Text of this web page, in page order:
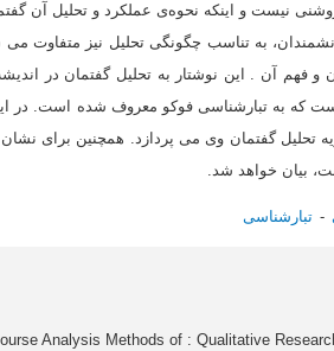
نیست و اینکه نحوه‌ی عملکرد و تحلیل آن
به تناسب چگونگی تحلیل نیز متفاوت
فهم آن . این نوشتار به تحلیل گفتمان در
که به تبارشناسی فوکو معروف شده است. در
گفتمان وی می پردازد. همچنین برای نشان
بیان خواهد شد.
تبارشناسی
Analysis Methods of : Qualitative